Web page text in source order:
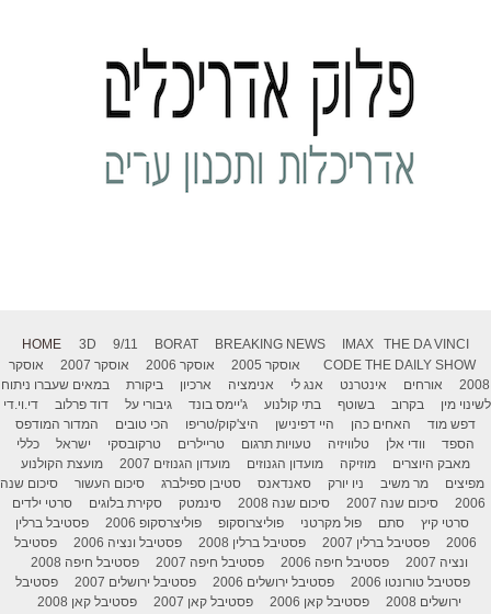
HOME 3D 9/11 BORAT BREAKING NEWS IMAX
THE DA VINCI
CODE THE DAILY SHOW אוסקר 2005 אוסקר 2006 אוסקר 2007
אוסקר
2008
אורחים אינטרנט אנג לי אנימציה ארכיון ביקורת
במאים שעברו ניתוח
לשינוי מין
בקרוב בשוטף בתי קולנוע ג'יימס בונד גיבורי על דוד פרלוב
די.וי.די
דפש מוד
האחים כהן היי דפינישן היצ'קוק/טריפו הכי טובים
המדור המודפס
הספד
וודי אלן טלוויזיה טעויות תרגום טריילרים טרקובסקי ישראל
כללי
מאבק היוצרים
מוזיקה מועדון הגנוזים מועדון הגנוזים 2007
מועצת הקולנוע
מפיצים
מר משיב ניו יורק סאנדאנס סטיבן ספילברג סיכום העשור
סיכום שנה
2006
סיכום שנה 2007 סיכום שנה 2008 סינמטק סקירת בלוגים
סרטי ילדים
סרטי קיץ
סתם פול מקרטני פוליצרוסקופ פוליצרסקופ 2006
פסטיבל ברלין
2006
פסטיבל ברלין 2007 פסטיבל ברלין 2008 פסטיבל ונציה 2006
פסטיבל
ונציה 2007
פסטיבל חיפה 2006 פסטיבל חיפה 2007
פסטיבל חיפה 2008
פסטיבל טורונטו 2006
פסטיבל ירושלים 2006 פסטיבל ירושלים 2007
פסטיבל
ירושלים 2008
פסטיבל קאן 2006 פסטיבל קאן 2007 פסטיבל קאן 2008